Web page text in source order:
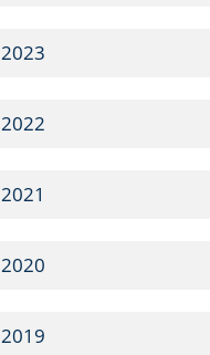
2023
2022
2021
2020
2019